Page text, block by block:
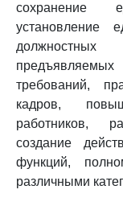
сохранение
установление
должностных
требований,
кадров,
работников,
создание
функций,
различными